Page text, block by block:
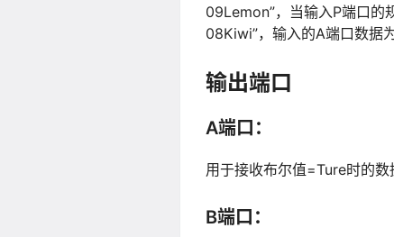
09Lemon”，当输入P端口
08Kiwi”，输入的A端口数据
输出端口
A端口：
用于接收布尔值=Ture时的数
B端口：